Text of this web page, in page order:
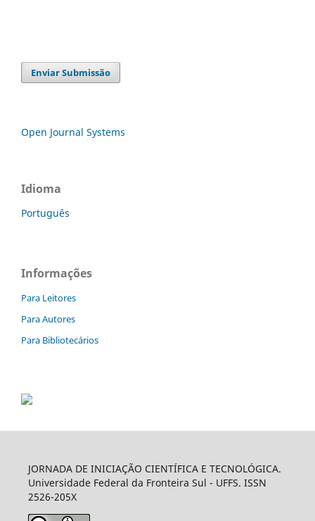
Enviar Submissão
Open Journal Systems
Idioma
Português
Informações
Para Leitores
Para Autores
Para Bibliotecários
JORNADA DE INICIAÇÃO CIENTÍFICA E TECNOLÓGICA.
Universidade Federal da Fronteira Sul - UFFS. ISSN
2526-205X